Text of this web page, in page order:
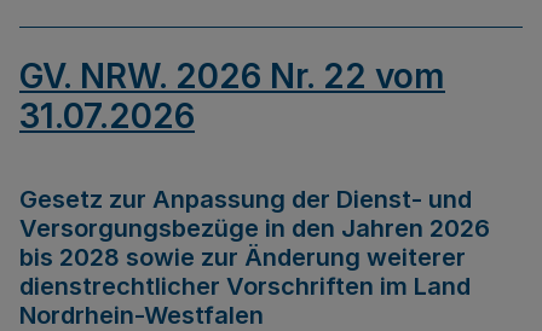
GV. NRW. 2026 Nr. 22 vom
31.07.2026
Gesetz zur Anpassung der Dienst- und
Versorgungsbezüge in den Jahren 2026
bis 2028 sowie zur Änderung weiterer
dienstrechtlicher Vorschriften im Land
Nordrhein-Westfalen